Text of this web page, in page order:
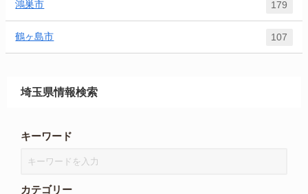
鴻巣市 179
鶴ヶ島市 107
埼玉県情報検索
キーワード
カテゴリー